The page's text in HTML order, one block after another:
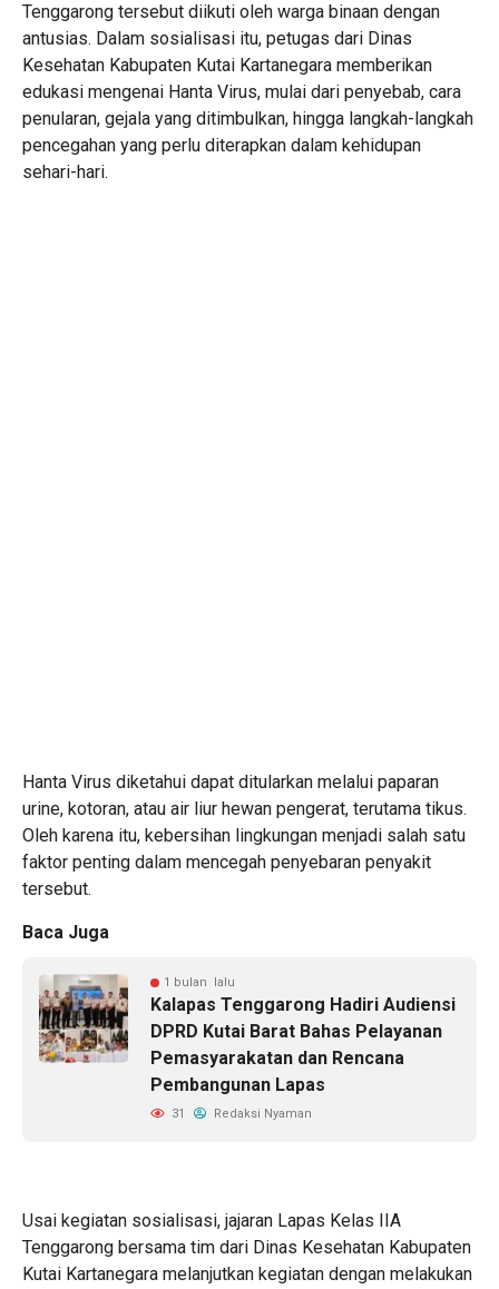
Tenggarong tersebut diikuti oleh warga binaan dengan
antusias. Dalam sosialisasi itu, petugas dari Dinas
Kesehatan Kabupaten Kutai Kartanegara memberikan
edukasi mengenai Hanta Virus, mulai dari penyebab, cara
penularan, gejala yang ditimbulkan, hingga langkah-langkah
pencegahan yang perlu diterapkan dalam kehidupan
sehari-hari.
Hanta Virus diketahui dapat ditularkan melalui paparan
urine, kotoran, atau air liur hewan pengerat, terutama tikus.
Oleh karena itu, kebersihan lingkungan menjadi salah satu
faktor penting dalam mencegah penyebaran penyakit
tersebut.
Baca Juga
1 bulan lalu
Kalapas Tenggarong Hadiri Audiensi
DPRD Kutai Barat Bahas Pelayanan
Pemasyarakatan dan Rencana
Pembangunan Lapas
31 Redaksi Nyaman
Usai kegiatan sosialisasi, jajaran Lapas Kelas IIA
Tenggarong bersama tim dari Dinas Kesehatan Kabupaten
Kutai Kartanegara melanjutkan kegiatan dengan melakukan